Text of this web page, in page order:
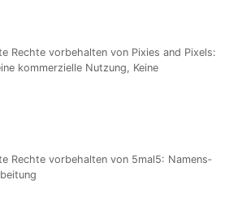
Rech­te vor­be­hal­ten von Pixies and Pixels:
kom­mer­zi­el­le Nut­zung, Kei­ne
Rech­te vor­be­hal­ten von 5mal5: Namens­